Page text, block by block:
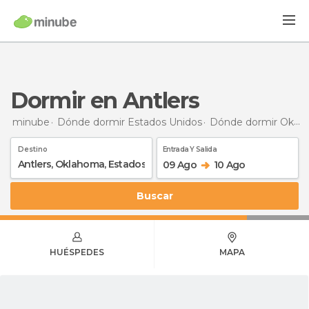
Dormir en Antlers
minube Dónde dormir Estados Unidos Dónde dormir Oklahoma
Destino Entrada Y Salida
09 Ago 10 Ago
Buscar
HUÉSPEDES MAPA